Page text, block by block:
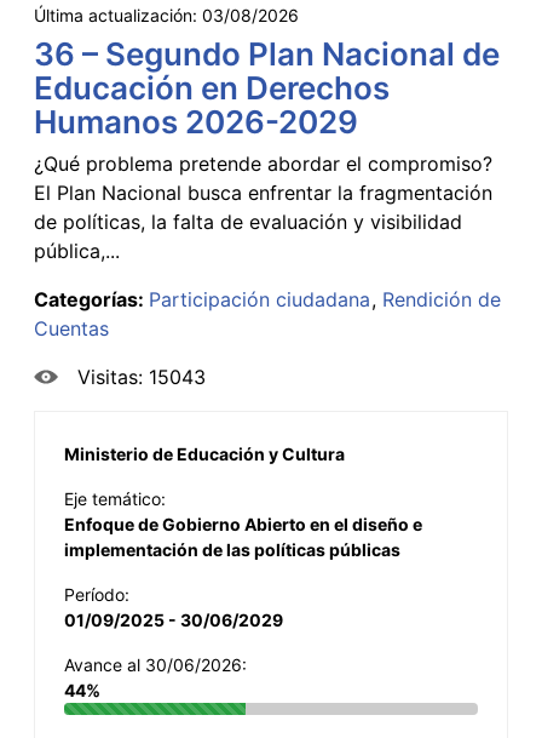
Última actualización: 03/08/2026
36 – Segundo Plan Nacional de
Educación en Derechos
Humanos 2026-2029
¿Qué problema pretende abordar el compromiso?
El Plan Nacional busca enfrentar la fragmentación
de políticas, la falta de evaluación y visibilidad
pública,...
Categorías: Participación ciudadana Rendición de
Cuentas
Visitas: 15043
Ministerio de Educación y Cultura
Eje temático:
Enfoque de Gobierno Abierto en el diseño e
implementación de las políticas públicas
Período:
01/09/2025 - 30/06/2029
Avance al 30/06/2026:
44%